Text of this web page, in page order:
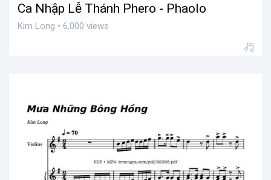
Ca Nhập Lễ Thánh Phero - Phaolo
Kim Long • 6,000 views